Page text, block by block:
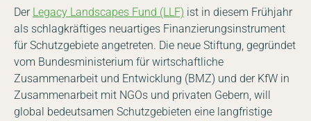
Der Legacy Landscapes Fund (LLF) ist in diesem Frühjahr
als schlagkräftiges neuartiges Finanzierungsinstrument
für Schutzgebiete angetreten. Die neue Stiftung, gegründet
vom Bundesministerium für wirtschaftliche
Zusammenarbeit und Entwicklung (BMZ) und der KfW in
Zusammenarbeit mit NGOs und privaten Gebern, will
global bedeutsamen Schutzgebieten eine langfristige